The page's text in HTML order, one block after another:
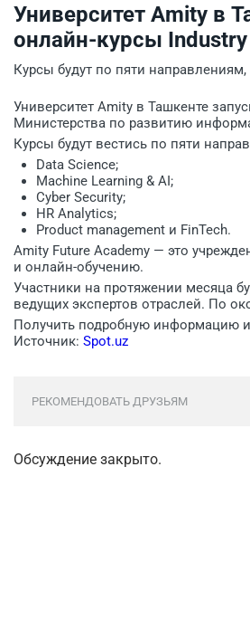
Университет Amity в
онлайн-курсы
Курсы будут по пяти
Университет Amity в Ташкенте
Министерства по развитию
Курсы будут вестись по пяти
Data Science;
Machine Learning & AI;
Cyber Security;
HR Analytics;
Product management и FinTech.
Amity Future Academy — это
и онлайн-обучению.
Участники на протяжении месяца
ведущих экспертов отраслей. По
Получить подробную информацию
Источник: Spot.uz
РЕКОМЕНДОВАТЬ ДРУЗЬЯМ
Обсуждение закрыто.